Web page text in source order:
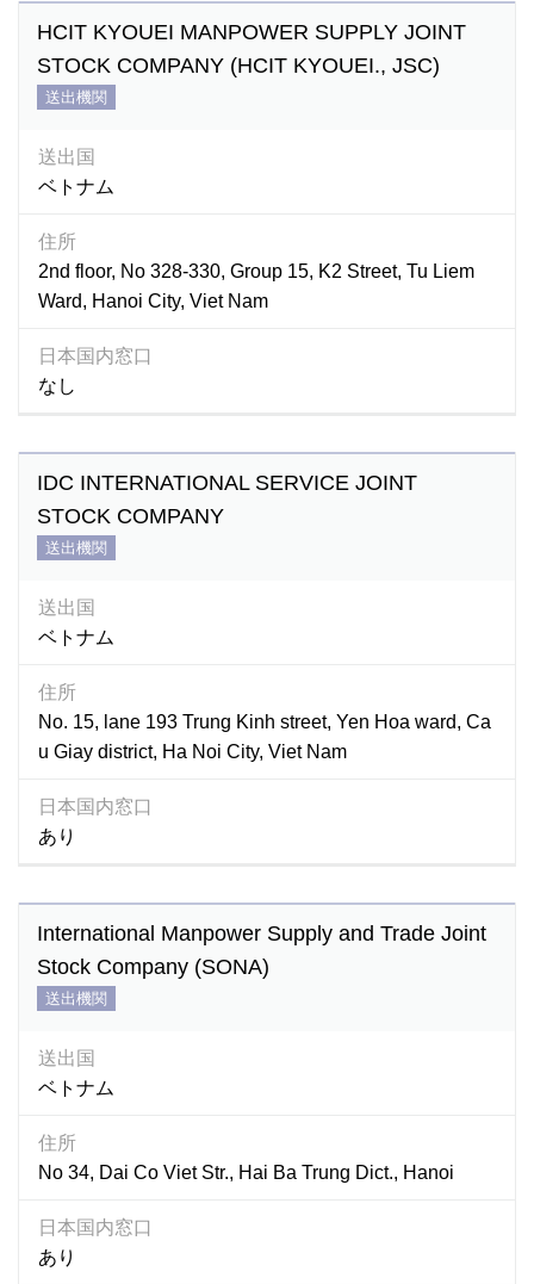
HCIT KYOUEI MANPOWER SUPPLY JOINT
STOCK COMPANY (HCIT KYOUEI., JSC)
送出機関
送出国
ベトナム
住所
2nd floor, No 328-330, Group 15, K2 Street, Tu Liem
Ward, Hanoi City, Viet Nam
日本国内窓口
なし
IDC INTERNATIONAL SERVICE JOINT
STOCK COMPANY
送出機関
送出国
ベトナム
住所
No. 15, lane 193 Trung Kinh street, Yen Hoa ward, Ca
u Giay district, Ha Noi City, Viet Nam
日本国内窓口
あり
International Manpower Supply and Trade Joint
Stock Company (SONA)
送出機関
送出国
ベトナム
住所
No 34, Dai Co Viet Str., Hai Ba Trung Dict., Hanoi
日本国内窓口
あり